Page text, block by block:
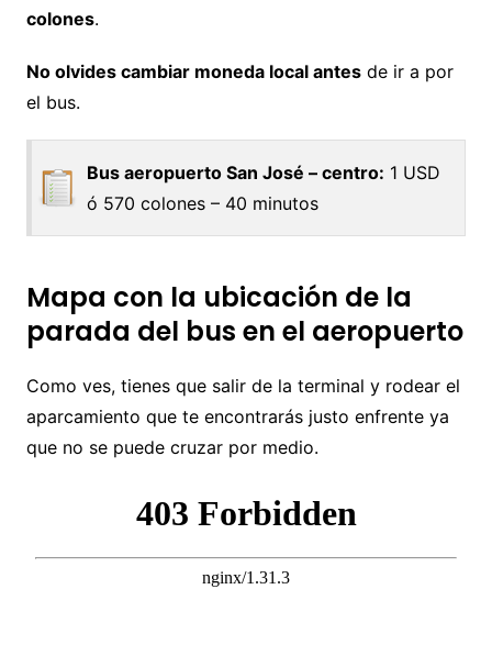
colones.
No olvides cambiar moneda local antesde ir a por
el bus.
Bus aeropuerto San José – centro: 1 USD
ó 570 colones – 40 minutos
Mapa con la ubicación de la
parada del bus en el aeropuerto
Como ves, tienes que salir de la terminal y rodear el
aparcamiento que te encontrarás justo enfrente ya
que no se puede cruzar por medio.